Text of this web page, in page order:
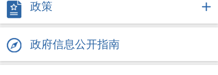
政策
政府信息公开指南